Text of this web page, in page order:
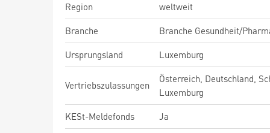
Region
weltweit
Branche
Branche Gesundheit/
Ursprungsland
Luxemburg
Vertriebszulassungen
Österreich, Deutschland,
Luxemburg
KESt-Meldefonds
Ja